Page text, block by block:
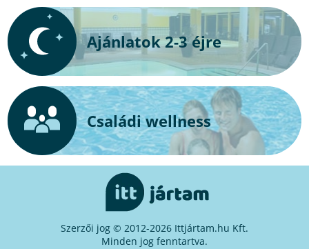
Ajánlatok 2-3 éjre
Családi wellness
Szerzői jog © 2012-2026 Ittjártam.hu Kft.
Minden jog fenntartva.